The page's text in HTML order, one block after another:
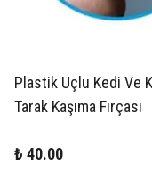
Plastik Uçlu Kedi Ve
Tarak Kaşıma Fırçası
₺ 40.00